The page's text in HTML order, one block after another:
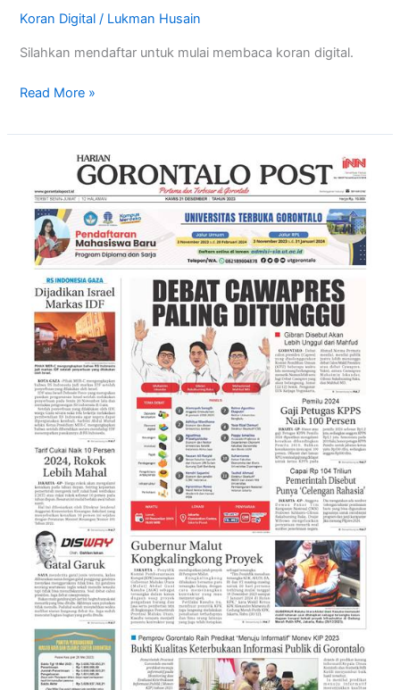
Koran Digital / Lukman Husain
Silahkan mendaftar untuk mulai membaca koran digital.
Read More »
Desember
2023